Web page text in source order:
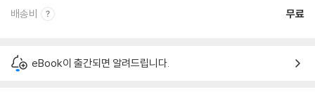
배송비 무료
eBook이 출간되면 알려드립니다.